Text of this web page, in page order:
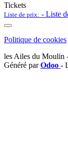
Tickets
Liste de prix: - Liste
Politique de cookies
les Ailes du Moulin
Généré parOdoo -